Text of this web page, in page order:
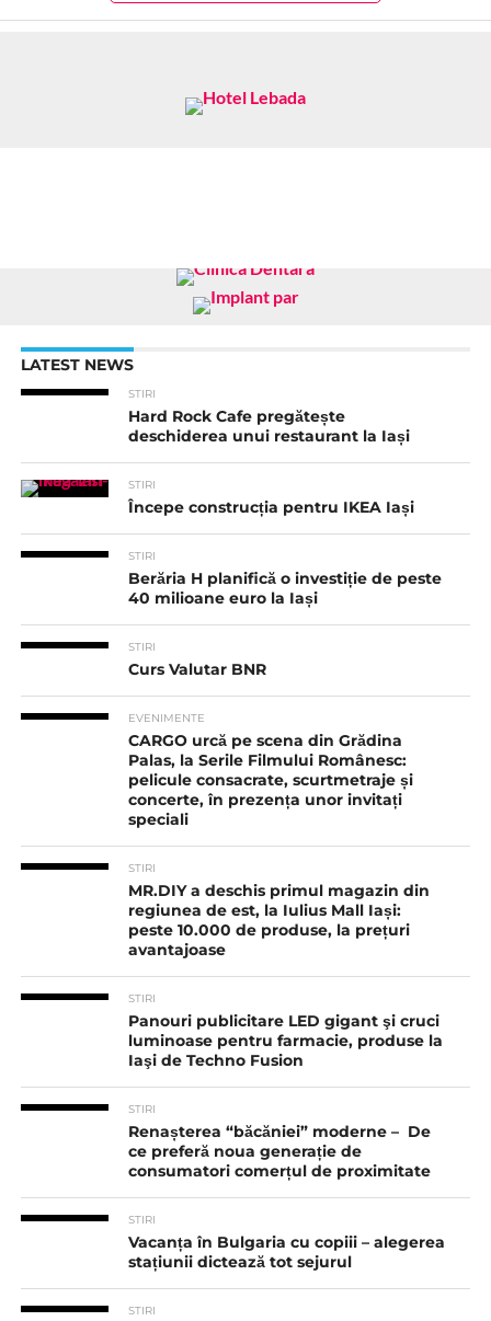
LATEST NEWS
STIRI
Hard Rock Cafe pregătește
deschiderea unui restaurant la Iași
STIRI
Începe construcția pentru IKEA Iași
STIRI
Berăria H planifică o investiție de peste
40 milioane euro la Iași
STIRI
Curs Valutar BNR
EVENIMENTE
CARGO urcă pe scena din Grădina
Palas, la Serile Filmului Românesc:
pelicule consacrate, scurtmetraje și
concerte, în prezența unor invitați
speciali
STIRI
MR.DIY a deschis primul magazin din
regiunea de est, la Iulius Mall Iași:
peste 10.000 de produse, la prețuri
avantajoase
STIRI
Panouri publicitare LED gigant şi cruci
luminoase pentru farmacie, produse la
Iaşi de Techno Fusion
STIRI
Renașterea “băcăniei” moderne – De
ce preferă noua generație de
consumatori comerțul de proximitate
STIRI
Vacanța în Bulgaria cu copiii – alegerea
stațiunii dictează tot sejurul
STIRI